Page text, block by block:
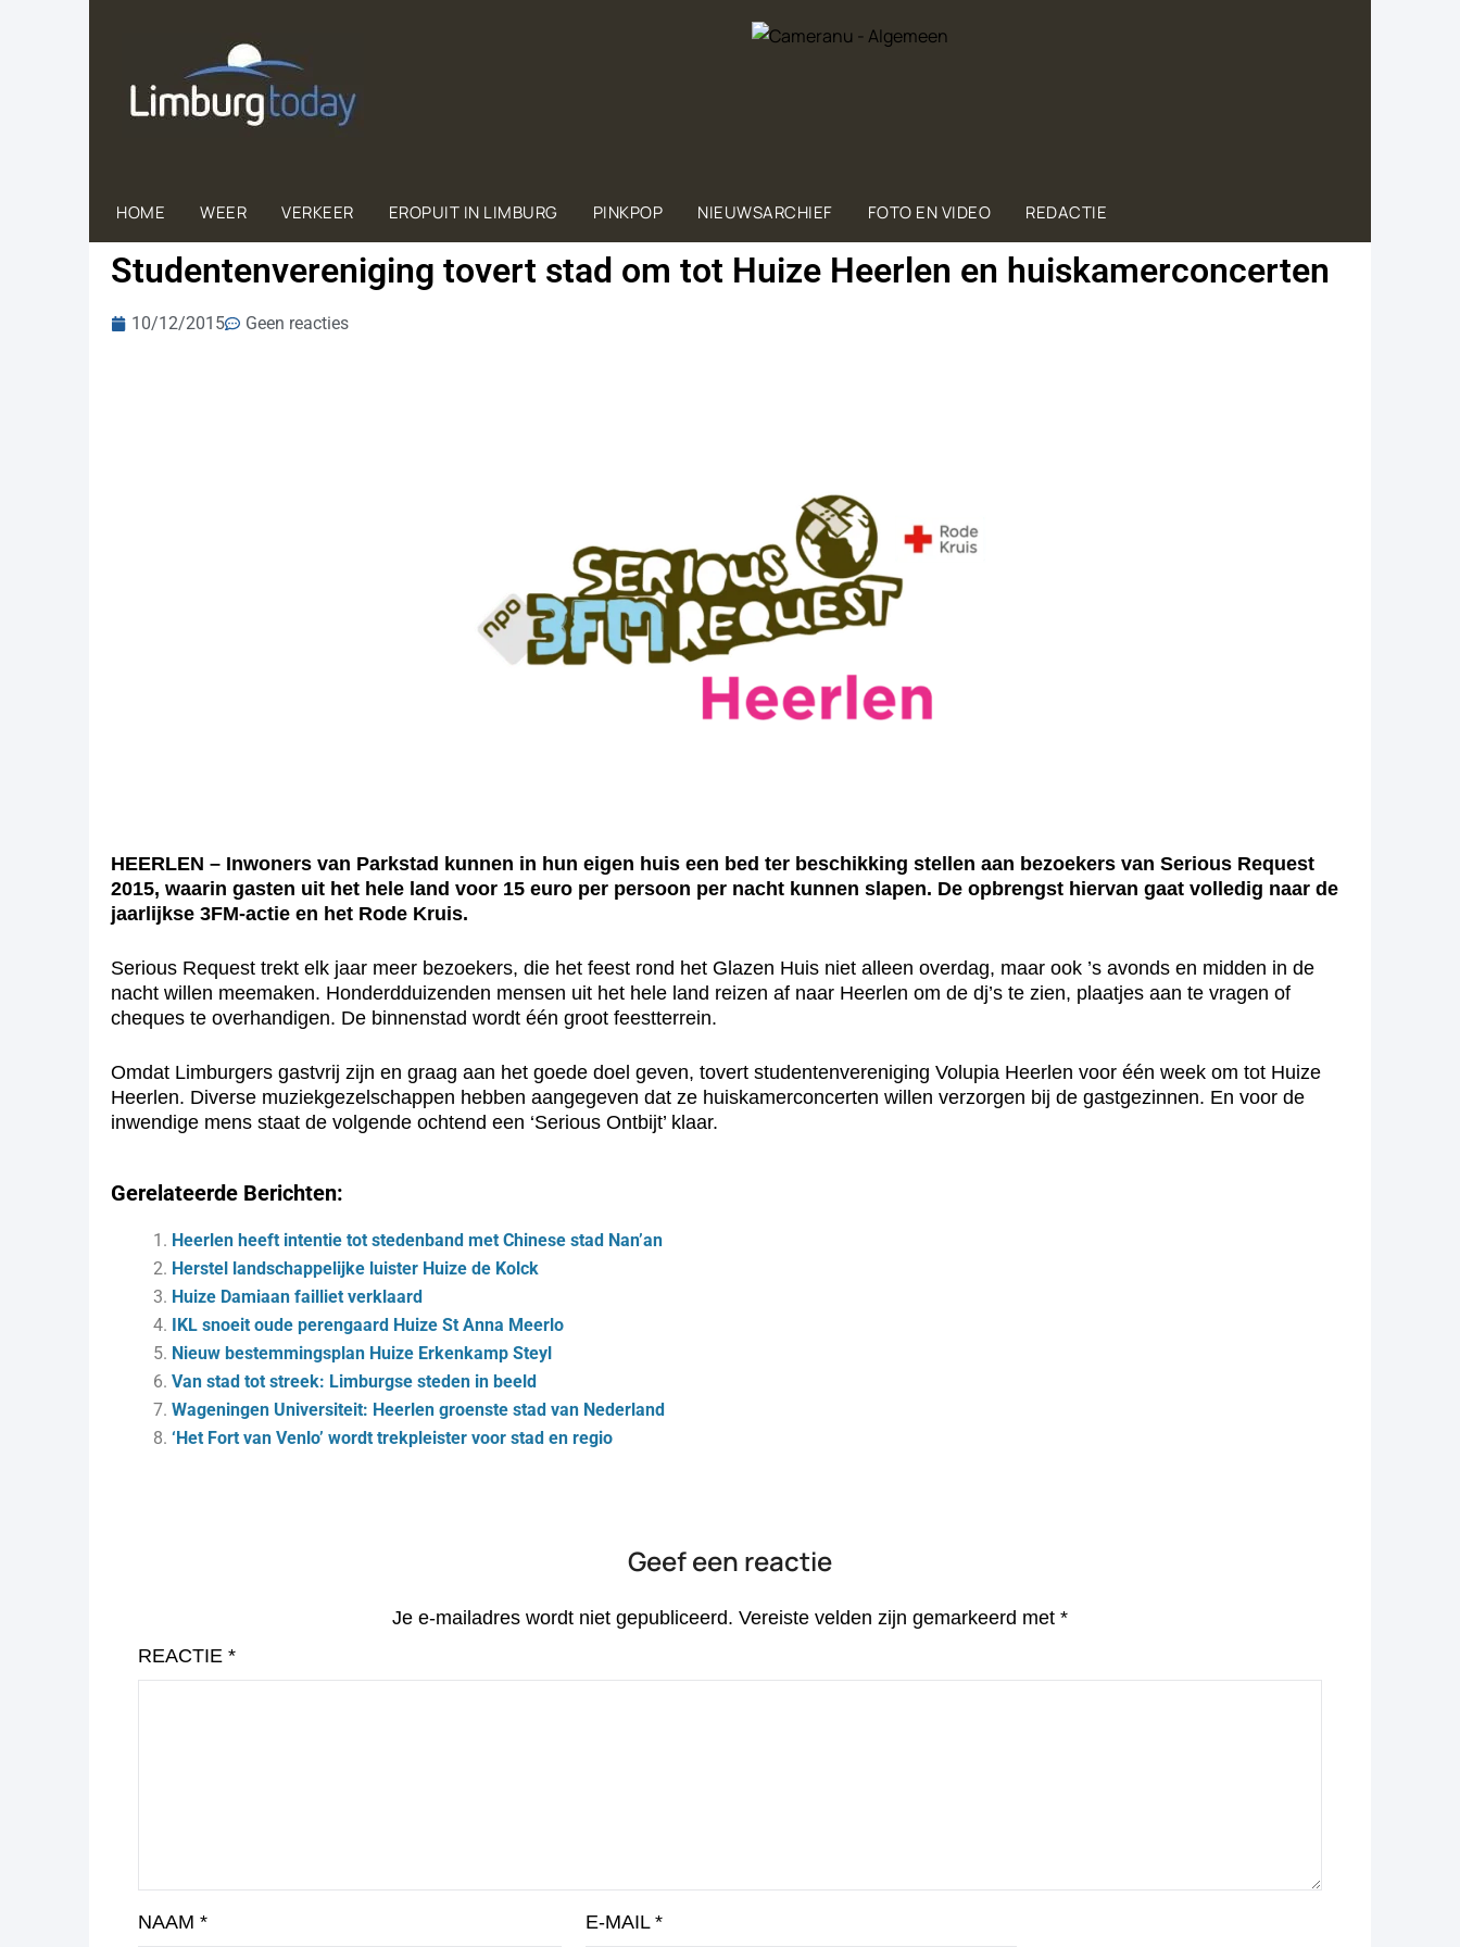
HOME WEER VERKEER EROPUIT IN LIMBURG PINKPOP NIEUWSARCHIEF FOTO EN VIDEO REDACTIE
Studentenvereniging tovert stad om tot Huize Heerlen en huiskamerconcerten
10/12/2015 Geen reacties
HEERLEN – Inwoners van Parkstad kunnen in hun eigen huis een bed ter beschikking stellen aan bezoekers van Serious Request
2015, waarin gasten uit het hele land voor 15 euro per persoon per nacht kunnen slapen. De opbrengst hiervan gaat volledig naar de
jaarlijkse 3FM-actie en het Rode Kruis.
Serious Request trekt elk jaar meer bezoekers, die het feest rond het Glazen Huis niet alleen overdag, maar ook ’s avonds en midden in de
nacht willen meemaken. Honderdduizenden mensen uit het hele land reizen af naar Heerlen om de dj’s te zien, plaatjes aan te vragen of
cheques te overhandigen. De binnenstad wordt één groot feestterrein.
Omdat Limburgers gastvrij zijn en graag aan het goede doel geven, tovert studentenvereniging Volupia Heerlen voor één week om tot Huize
Heerlen. Diverse muziekgezelschappen hebben aangegeven dat ze huiskamerconcerten willen verzorgen bij de gastgezinnen. En voor de
inwendige mens staat de volgende ochtend een ‘Serious Ontbijt’ klaar.
Gerelateerde Berichten:
Heerlen heeft intentie tot stedenband met Chinese stad Nan’an
Herstel landschappelijke luister Huize de Kolck
Huize Damiaan failliet verklaard
IKL snoeit oude perengaard Huize St Anna Meerlo
Nieuw bestemmingsplan Huize Erkenkamp Steyl
Van stad tot streek: Lim­burg­se ste­den in beeld
Wageningen Universiteit: Heerlen groenste stad van Nederland
‘Het Fort van Venlo’ wordt trekpleister voor stad en regio
Geef een reactie
Je e-mailadres wordt niet gepubliceerd. Vereiste velden zijn gemarkeerd met *
REACTIE *
NAAM * E-MAIL *